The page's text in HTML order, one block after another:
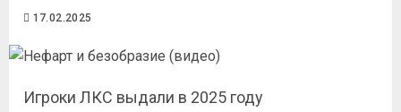
17.02.2025
Игроки ЛКС выдали в 2025 году